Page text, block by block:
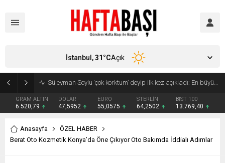
Süleyman Soylu ‘çok korktum’ deyip ilk kez açıkladı: En büyük tehdit dışarısıdır!
GRAM ALTIN
6.520,79
DOLAR
47,5952
EURO
55,0575
STERLİN
64,2502
BIST 100
13.769,40
İstanbul,31°CAçık
Anasayfa
ÖZEL HABER
Berat Oto Kozmetik Konya’da Öne Çıkıyor Oto Bakımda İddialı Adımlar